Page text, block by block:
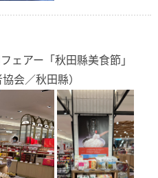
ェアー「秋田縣美食節」
会／秋田縣）